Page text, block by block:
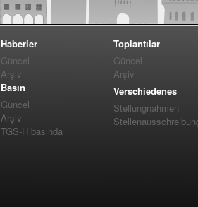
Haberler
Güncel
Arşiv
Basın
Güncel
Arşiv
TGS-H basında
Toplantılar
Güncel
Arşiv
Verschiedenes
Stellungnahmen